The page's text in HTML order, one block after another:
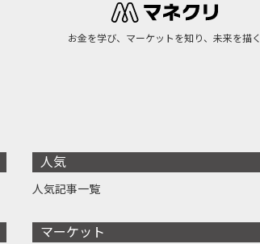
お金を学び、マーケットを知り、未来を描く
人気
人気記事一覧
マーケット